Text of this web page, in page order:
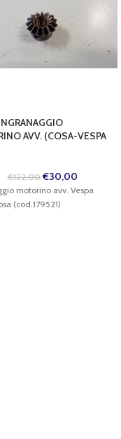
AVV. (COSA-VESPA
€122,00 €30,00
motorino avv. Vespa
(cod.179521)